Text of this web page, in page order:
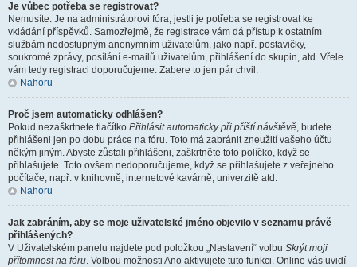
Je vůbec potřeba se registrovat?
Nemusíte. Je na administrátorovi fóra, jestli je potřeba se registrovat ke
vkládání příspěvků. Samozřejmě, že registrace vám dá přístup k ostatním
službám nedostupným anonymním uživatelům, jako např. postavičky,
soukromé zprávy, posílání e-mailů uživatelům, přihlášení do skupin, atd. Vřele
vám tedy registraci doporučujeme. Zabere to jen pár chvil.
Nahoru
Proč jsem automaticky odhlášen?
Pokud nezaškrtnete tlačítko Přihlásit automaticky při příští návštěvě, budete
přihlášeni jen po dobu práce na fóru. Toto má zabránit zneužití vašeho účtu
někým jiným. Abyste zůstali přihlášeni, zaškrtněte toto políčko, když se
přihlašujete. Toto ovšem nedoporučujeme, když se přihlašujete z veřejného
počítače, např. v knihovně, internetové kavárně, univerzitě atd.
Nahoru
Jak zabráním, aby se moje uživatelské jméno objevilo v seznamu právě
přihlášených?
V Uživatelském panelu najdete pod položkou „Nastavení“ volbu Skrýt moji
přítomnost na fóru. Volbou možnosti Ano aktivujete tuto funkci. Online vás uvidí